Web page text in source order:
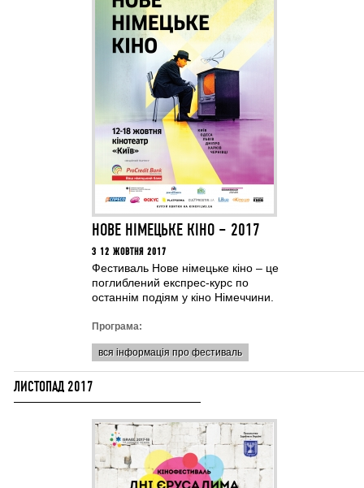
НОВЕ НІМЕЦЬКЕ КІНО – 2017
З 12 ЖОВТНЯ 2017
Фестиваль Нове німецьке кіно – це
поглиблений експрес-курс по
останнім подіям у кіно Німеччини.
Програма:
вся інформація про фестиваль
ЛИСТОПАД 2017